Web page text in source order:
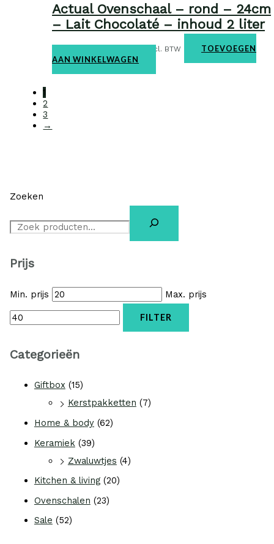
Zoeken
Prijs
Min. prijs Max. prijs
FILTER
Categorieën
Giftbox (15)
Kerstpakketten (7)
Home & body (62)
Keramiek (39)
Zwaluwtjes (4)
Kitchen & living (20)
Ovenschalen (23)
Sale (52)
Actual Ovenschaal – rond – 24cm
– Lait Chocolaté – inhoud 2 liter
Ovenschalen€29,95 incl. BTW
TOEVOEGEN
AAN WINKELWAGEN
1
2
3
→